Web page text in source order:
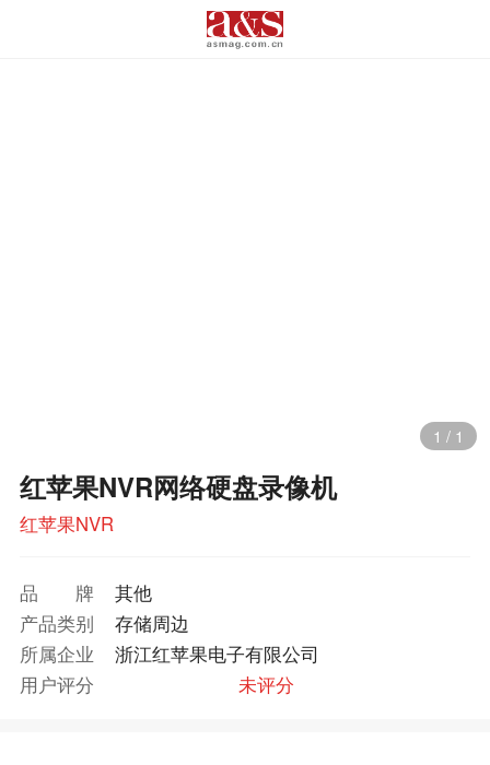
1 / 1
红苹果NVR网络硬盘录像机
红苹果NVR
品牌
其他
产品类别
存储周边
所属企业
浙江红苹果电子有限公司
用户评分
未评分